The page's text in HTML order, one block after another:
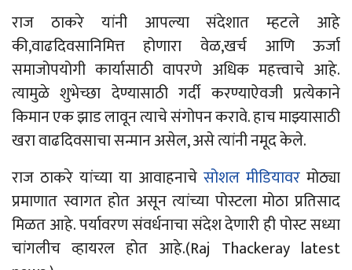
राज ठाकरे यांनी आपल्या संदेशात म्हटले आहे
की,वाढदिवसानिमित्त होणारा वेळ,खर्च आणि ऊर्जा
समाजोपयोगी कार्यासाठी वापरणे अधिक महत्त्वाचे आहे.
त्यामुळे शुभेच्छा देण्यासाठी गर्दी करण्याऐवजी प्रत्येकाने
किमान एक झाड लावून त्याचे संगोपन करावे. हाच माझ्यासाठी
खरा वाढदिवसाचा सन्मान असेल, असे त्यांनी नमूद केले.
राज ठाकरे यांच्या या आवाहनाचे सोशल मीडियावर मोठ्या
प्रमाणात स्वागत होत असून त्यांच्या पोस्टला मोठा प्रतिसाद
मिळत आहे. पर्यावरण संवर्धनाचा संदेश देणारी ही पोस्ट सध्या
चांगलीच व्हायरल होत आहे.(Raj Thackeray latest